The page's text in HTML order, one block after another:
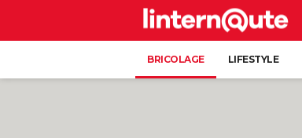
BRICOLAGE LIFESTYLE